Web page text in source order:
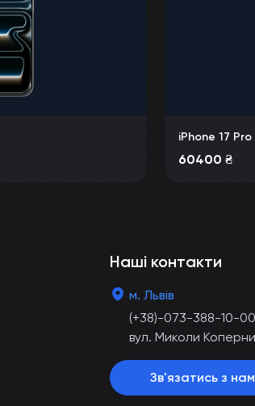
iPhone 17
60400 ₴
Наші контакти
м. Львів
(+38)-073-388-10-00
вул. Миколи
Зв'язатись з